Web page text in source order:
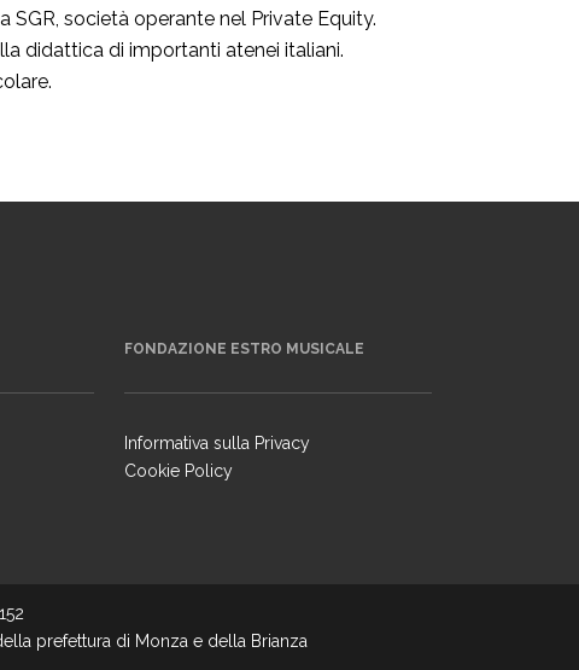
società operante nel Private Equity.
didattica di importanti atenei italiani.
FONDAZIONE ESTRO MUSICALE
Informativa sulla Privacy
Cookie Policy
prefettura di Monza e della Brianza